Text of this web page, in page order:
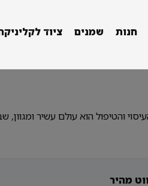
חנות שמנים ציוד
והטיפול הוא עולם עשיר
מהיר